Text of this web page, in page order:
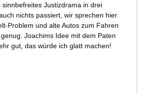
Justizdrama in drei
nichts passiert, wir sprechen hier
Problem und alte Autos zum Fahren
Joachims Idee mit dem Paten
gut, das würde ich glatt machen!